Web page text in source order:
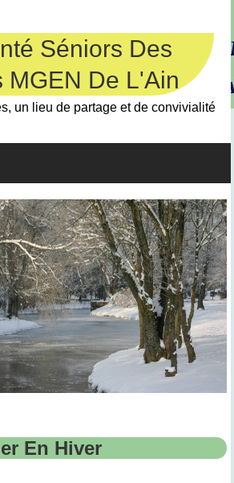
Séniors Des
MGEN De L'Ain
un lieu de partage et de convivialité
En Hiver